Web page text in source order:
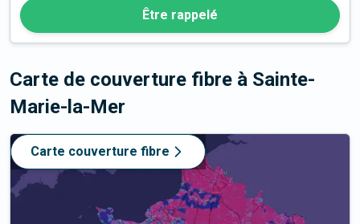
Être rappelé
Carte de couverture fibre à Sainte-
Marie-la-Mer
Carte couverture fibre